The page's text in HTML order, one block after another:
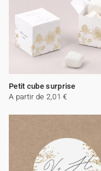
Petit cube surprise
A partir de 2,01 €